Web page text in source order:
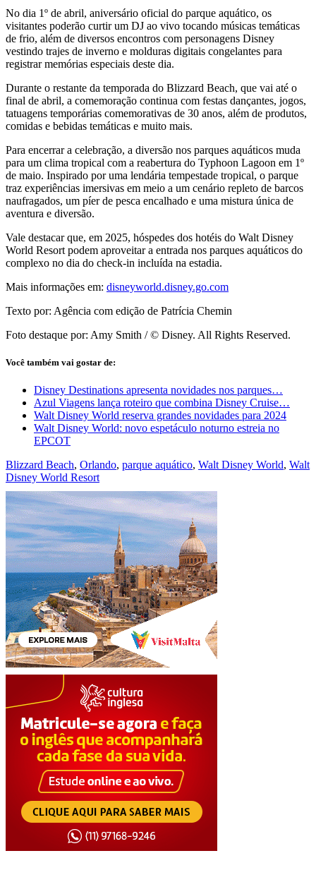
No dia 1º de abril, aniversário oficial do parque aquático, os
visitantes poderão curtir um DJ ao vivo tocando músicas temáticas
de frio, além de diversos encontros com personagens Disney
vestindo trajes de inverno e molduras digitais congelantes para
registrar memórias especiais deste dia.
Durante o restante da temporada do Blizzard Beach, que vai até o
final de abril, a comemoração continua com festas dançantes, jogos,
tatuagens temporárias comemorativas de 30 anos, além de produtos,
comidas e bebidas temáticas e muito mais.
Para encerrar a celebração, a diversão nos parques aquáticos muda
para um clima tropical com a reabertura do Typhoon Lagoon em 1º
de maio. Inspirado por uma lendária tempestade tropical, o parque
traz experiências imersivas em meio a um cenário repleto de barcos
naufragados, um píer de pesca encalhado e uma mistura única de
aventura e diversão.
Vale destacar que, em 2025, hóspedes dos hotéis do Walt Disney
World Resort podem aproveitar a entrada nos parques aquáticos do
complexo no dia do check-in incluída na estadia.
Mais informações em: disneyworld.disney.go.com
Texto por: Agência com edição de Patrícia Chemin
Foto destaque por: Amy Smith / © Disney. All Rights Reserved.
Você também vai gostar de:
Disney Destinations apresenta novidades nos parques…
Azul Viagens lança roteiro que combina Disney Cruise…
Walt Disney World reserva grandes novidades para 2024
Walt Disney World: novo espetáculo noturno estreia no
EPCOT
Blizzard Beach, Orlando, parque aquático, Walt Disney World, Walt
Disney World Resort